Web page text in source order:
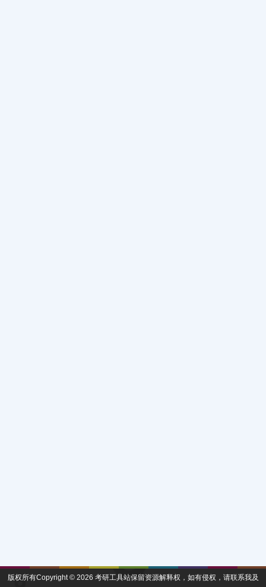
版权所有Copyright © 2026 考研工具站保留资源解释权，如有侵权，请联系我及